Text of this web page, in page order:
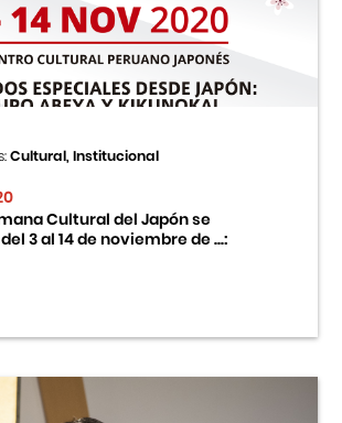
Peruano Japonés
la Inmigración Japonesa
Japonés
Cultural, Institucional
Cultural del Japón se
3 al 14 de noviembre de ...: